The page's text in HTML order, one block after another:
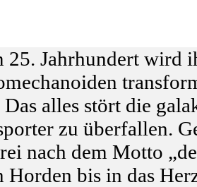
Jahrhundert wird
alles stört die
zu überfallen.
nach dem Motto
bis in das